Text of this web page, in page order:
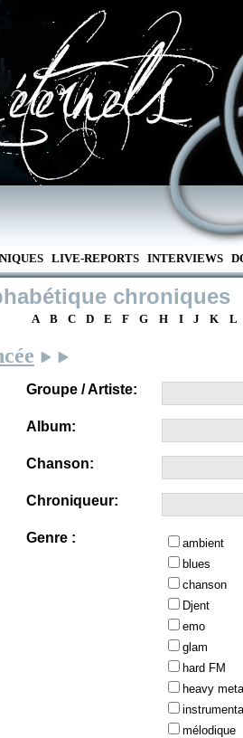
LIVE-REPORTS INTERVIEWS
chroniques
A B C D E F G H I J K L
Groupe / Artiste:
Album:
Chanson:
Chroniqueur:
Genre :
ambient
blues
chanson
Djent
emo
glam
hard FM
heavy
mélodique